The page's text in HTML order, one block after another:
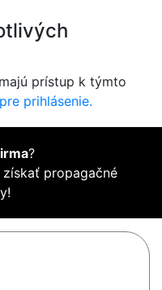
prístup k týmto
prihlásenie.
?
propagačné